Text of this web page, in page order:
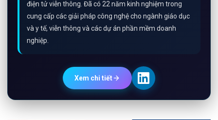
điện tử viễn thông. Đã có 22 năm kinh nghiệm trong
cung cấp các giải pháp công nghệ cho ngành giáo dục
và y tế, viễn thông và các dự án phần mềm doanh
nghiệp.
Xem chi tiết